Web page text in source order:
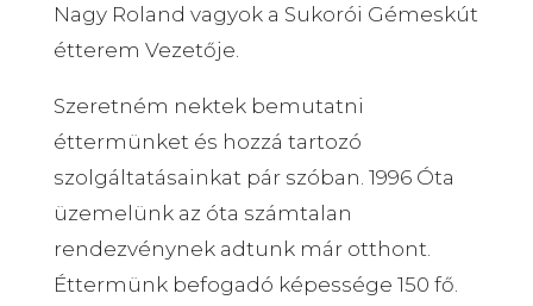
Nagy Roland vagyok a Sukorói Gémeskút
étterem Vezetője.
Szeretném nektek bemutatni
éttermünket és hozzá tartozó
szolgáltatásainkat pár szóban. 1996 Óta
üzemelünk az óta számtalan
rendezvénynek adtunk már otthont.
Éttermünk befogadó képessége 150 fő.